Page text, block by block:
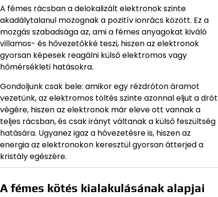
A fémes rácsban a delokalizált elektronok szinte
akadálytalanul mozognak a pozitív ionrács között. Ez a
mozgás szabadsága az, ami a fémes anyagokat kiváló
villamos- és hővezetőkké teszi, hiszen az elektronok
gyorsan képesek reagálni külső elektromos vagy
hőmérsékleti hatásokra.
Gondoljunk csak bele: amikor egy rézdróton áramot
vezetünk, az elektromos töltés szinte azonnal eljut a drót
végére, hiszen az elektronok már eleve ott vannak a
teljes rácsban, és csak irányt váltanak a külső feszültség
hatására. Ugyanez igaz a hővezetésre is, hiszen az
energia az elektronokon keresztül gyorsan átterjed a
kristály egészére.
A fémes kötés kialakulásának alapjai